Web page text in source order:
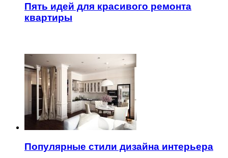
Пять идей для красивого ремонта
квартиры
Популярные стили дизайна интерьера